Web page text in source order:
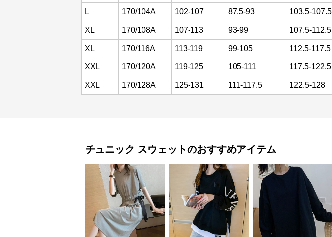
L 170/104A 102-107 87.5-93 103.5-107.5
XL 170/108A 107-113 93-99 107.5-112.5
XL 170/116A 113-119 99-105 112.5-117.5
XXL 170/120A 119-125 105-111 117.5-122.5
XXL 170/128A 125-131 111-117.5 122.5-128
チュニック スウェットのおすすめアイテム